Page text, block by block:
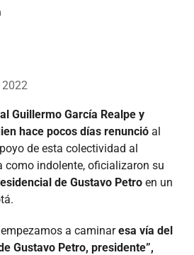
Guillermo García Realpe y
hace pocos días renunció al
de esta colectividad al
como indolente, oficializaron su
de Gustavo Petro en un
a caminaresa vía del
Gustavo Petro, presidente”,